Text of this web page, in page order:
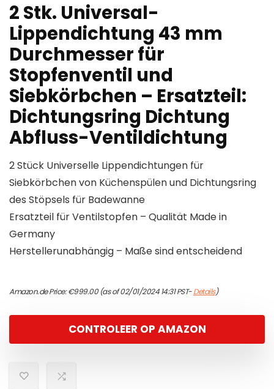
2 Stk. Universal-
Lippendichtung 43 mm
Durchmesser für
Stopfenventil und
Siebkörbchen – Ersatzteil:
Dichtungsring Dichtung
Abfluss-Ventildichtung
2 Stück Universelle Lippendichtungen für
Siebkörbchen von Küchenspülen und Dichtungsring
des Stöpsels für Badewanne
Ersatzteil für Ventilstopfen – Qualität Made in
Germany
Herstellerunabhängig – Maße sind entscheidend
Amazon.de Price:€999.00(as of 02/01/2024 14:31 PST-Details)
CONTROLEER OP AMAZON